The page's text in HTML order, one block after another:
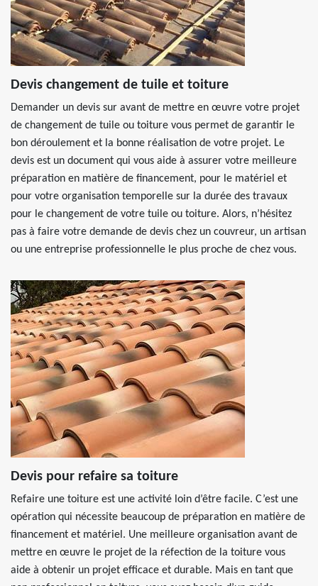
Devis changement de tuile et toiture
Demander un devis sur avant de mettre en œuvre votre projet
de changement de tuile ou toiture vous permet de garantir le
bon déroulement et la bonne réalisation de votre projet. Le
devis est un document qui vous aide à assurer votre meilleure
préparation en matière de financement, pour le matériel et
pour votre organisation temporelle sur la durée des travaux
pour le changement de votre tuile ou toiture. Alors, n’hésitez
pas à faire votre demande de devis chez un couvreur, un artisan
ou une entreprise professionnelle le plus proche de chez vous.
Devis pour refaire sa toiture
Refaire une toiture est une activité loin d’être facile. C’est une
opération qui nécessite beaucoup de préparation en matière de
financement et matériel. Une meilleure organisation avant de
mettre en œuvre le projet de la réfection de la toiture vous
aide à obtenir un projet efficace et durable. Mais en tant que